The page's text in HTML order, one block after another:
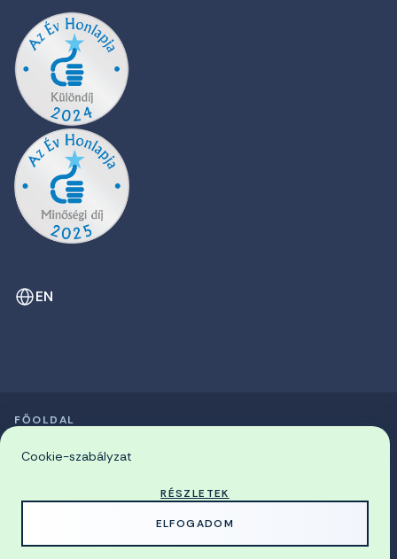
EN
© 2026 Miskolci Egyetem
FŐOLDAL
Cookie-szabályzat
RÉSZLETEK
ELFOGADOM